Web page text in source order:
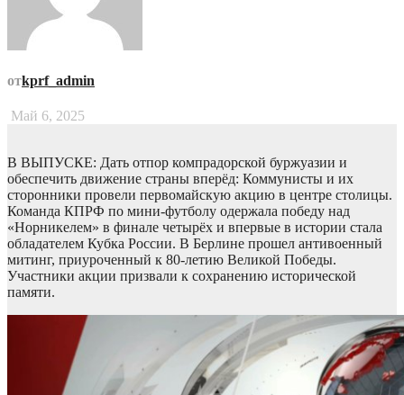
отkprf_admin
Май 6, 2025
В ВЫПУСКЕ: Дать отпор компрадорской буржуазии и
обеспечить движение страны вперёд: Коммунисты и их
сторонники провели первомайскую акцию в центре столицы.
Команда КПРФ по мини-футболу одержала победу над
«Норникелем» в финале четырёх и впервые в истории стала
обладателем Кубка России. В Берлине прошел антивоенный
митинг, приуроченный к 80-летию Великой Победы.
Участники акции призвали к сохранению исторической
памяти.